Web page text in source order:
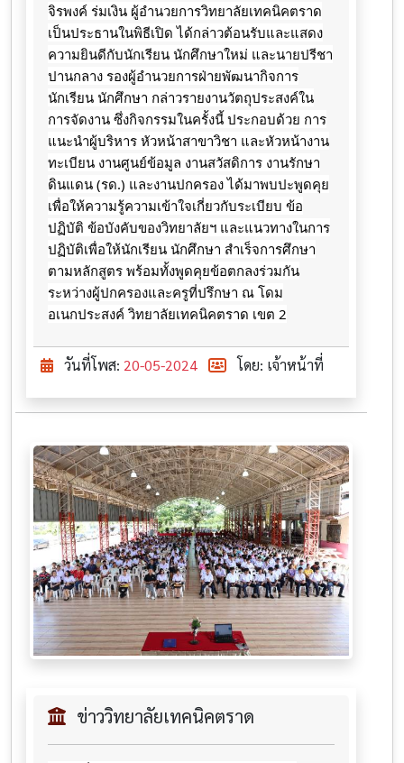
จิรพงค์ ร่มเงิน ผู้อำนวยการวิทยาลัยเทคนิคตราด
เป็นประธานในพิธีเปิด ได้กล่าวต้อนรับและแสดง
ความยินดีกับนักเรียน นักศึกษาใหม่ และนายปรีชา
ปานกลาง รองผู้อำนวยการฝ่ายพัฒนากิจการ
นักเรียน นักศึกษา กล่าวรายงานวัตถุประสงค์ใน
การจัดงาน ซึ่งกิจกรรมในครั้งนี้ ประกอบด้วย การ
แนะนำผู้บริหาร หัวหน้าสาขาวิชา และหัวหน้างาน
ทะเบียน งานศูนย์ข้อมูล งานสวัสดิการ งานรักษา
ดินแดน (รด.) และงานปกครอง ได้มาพบปะพูดคุย
เพื่อให้ความรู้ความเข้าใจเกี่ยวกับระเบียบ ข้อ
ปฏิบัติ ข้อบังคับของวิทยาลัยฯ และแนวทางในการ
ปฏิบัติเพื่อให้นักเรียน นักศึกษา สำเร็จการศึกษา
ตามหลักสูตร พร้อมทั้งพูดคุยข้อตกลงร่วมกัน
ระหว่างผู้ปกครองและครูที่ปรึกษา ณ โดม
อเนกประสงค์ วิทยาลัยเทคนิคตราด เขต 2
วันที่โพส: 20-05-2024 โดย: เจ้าหน้าที่
ข่าววิทยาลัยเทคนิคตราด